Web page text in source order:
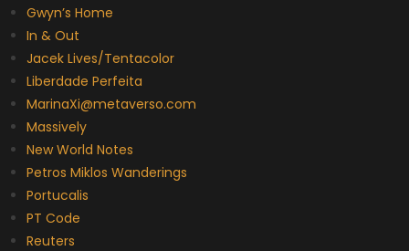
Gwyn’s Home
In & Out
Jacek Lives/Tentacolor
Liberdade Perfeita
MarinaXi@metaverso.com
Massively
New World Notes
Petros Miklos Wanderings
Portucalis
PT Code
Reuters